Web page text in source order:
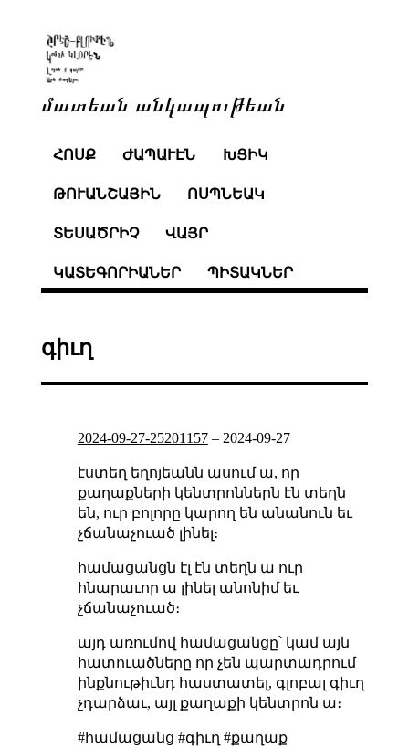
մատեան անկապութեան
ՀՈՍՔ ԺԱՊԱՒԷՆ ԽՑԻԿ
ԹՈՒԱՆՇԱՅԻՆ ՈՍՊՆԵԱԿ
ՏԵՍԱԾՐԻՉ ՎԱՅՐ
ԿԱՏԵԳՈՐԻԱՆԵՐ ՊԻՏԱԿՆԵՐ
գիւղ
2024-09-27-25201157– 2024-09-27
էստեղ եղոյեանն ասում ա, որ
քաղաքների կենտրոններն էն տեղն
են, ուր բոլորը կարող են անանուն եւ
չճանաչուած լինել։
համացանցն էլ էն տեղն ա ուր
հնարաւոր ա լինել անոնիմ եւ
չճանաչուած։
այդ առումով համացանցը՝ կամ այն
հատուածները որ չեն պարտադրում
ինքնութիւնդ հաստատել, գլոբալ գիւղ
չդարձաւ, այլ քաղաքի կենտրոն ա։
#համացանց #գիւղ #քաղաք